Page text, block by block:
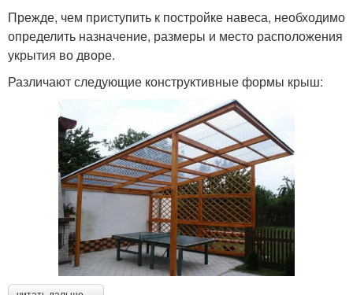
Прежде, чем приступить к постройке навеса, необходимо
определить назначение, размеры и место расположения
укрытия во дворе.
Различают следующие конструктивные формы крыш: